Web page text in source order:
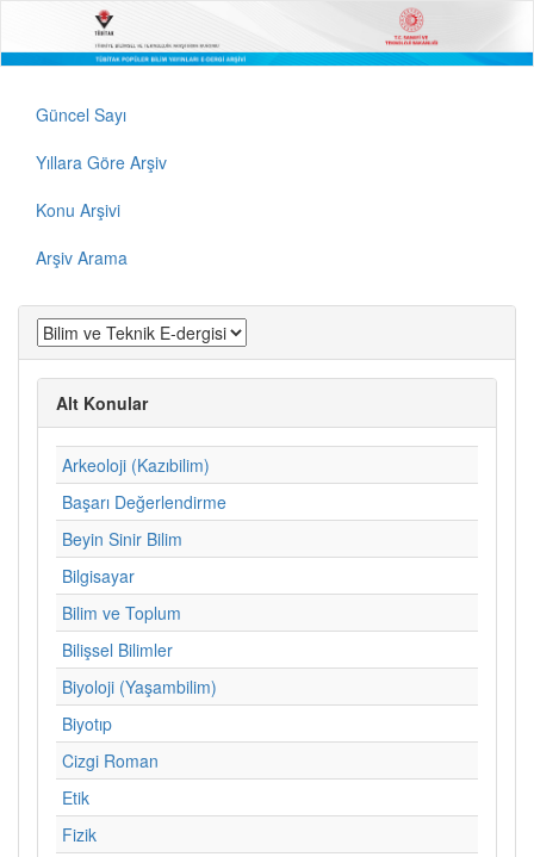
Güncel Sayı
Yıllara Göre Arşiv
Konu Arşivi
Arşiv Arama
Alt Konular
Arkeoloji (Kazıbilim)
Başarı Değerlendirme
Beyin Sinir Bilim
Bilgisayar
Bilim ve Toplum
Bilişsel Bilimler
Biyoloji (Yaşambilim)
Biyotıp
Cizgi Roman
Etik
Fizik